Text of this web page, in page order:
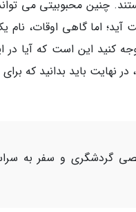
چنین محبوبیتی می
آید؛ اما گاهی اوقات،
کنید این است که آیا
نهایت باید بدانید که
گردشگری و سفر به